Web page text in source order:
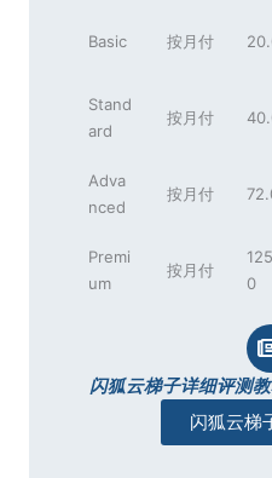
Basic 按月付
Stand
ard
按月付
Adva
nced
按月付
Premi
um
按月付
0
闪狐云梯子详细评测
闪狐云梯